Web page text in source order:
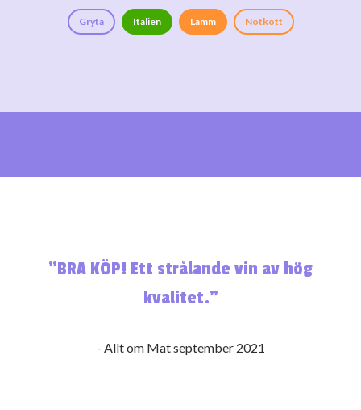
Gryta Italien Lamm Nötkött
”BRA KÖP! Ett strålande vin av hög
kvalitet.”
- Allt om Mat september 2021